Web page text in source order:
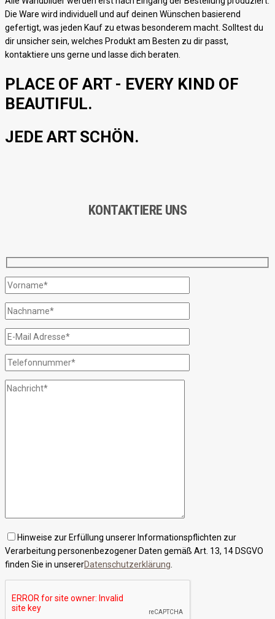
Die Ware wird individuell und auf deinen Wünschen basierend
gefertigt, was jeden Kauf zu etwas besonderem macht. Solltest du
dir unsicher sein, welches Produkt am Besten zu dir passt,
kontaktiere uns gerne und lasse dich beraten.
PLACE OF ART - EVERY KIND OF
BEAUTIFUL.
JEDE ART SCHÖN.
KONTAKTIERE UNS
Hinweise zur Erfüllung unserer Informationspflichten zur
Verarbeitung personenbezogener Daten gemäß Art. 13, 14 DSGVO
finden Sie in unsererDatenschutzerklärung